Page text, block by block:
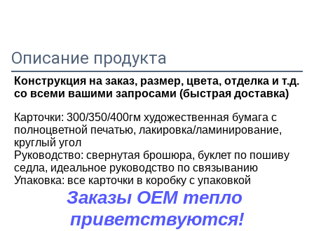
Описание продукта
Конструкция на заказ, размер, цвета, отделка и т.д.
со всеми вашими запросами (быстрая доставка)
Карточки: 300/350/400гм художественная бумага с
полноцветной печатью, лакировка/ламинирование,
круглый угол
Руководство: свернутая брошюра, буклет по пошиву
седла, идеальное руководство по связыванию
Упаковка: все карточки в коробку с упаковкой
Заказы OEM тепло
приветствуются!